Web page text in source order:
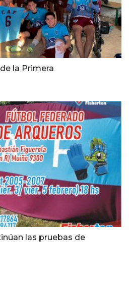
la Primera
las pruebas de